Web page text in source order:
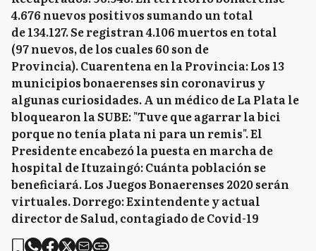
4.676 nuevos positivos sumando un total
de 134.127. Se registran 4.106 muertos en total
(97 nuevos, de los cuales 60 son de
Provincia). Cuarentena en la Provincia: Los 13
municipios bonaerenses sin coronavirus y
algunas curiosidades. A un médico de La Plata le
bloquearon la SUBE: "Tuve que agarrar la bici
porque no tenía plata ni para un remis". El
Presidente encabezó la puesta en marcha de
hospital de Ituzaingó: Cuánta población se
beneficiará. Los Juegos Bonaerenses 2020 serán
virtuales. Dorrego: Exintendente y actual
director de Salud, contagiado de Covid-19